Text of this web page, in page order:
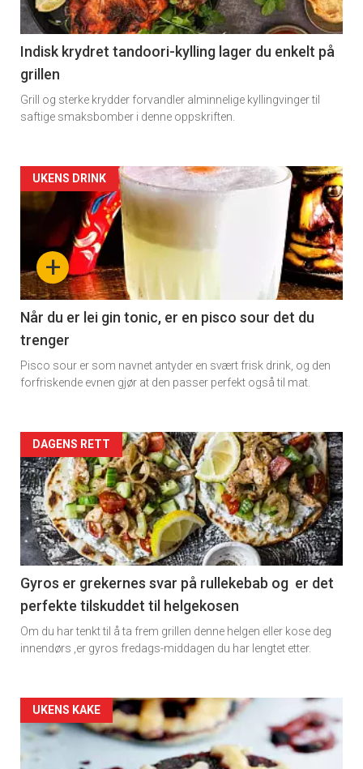
section
11
Indisk krydret tandoori-kylling lager du enkelt på
grillen
Grill og sterke krydder forvandler alminnelige kyllingvinger til
saftige smaksbomber i denne oppskriften.
Artikler
detail
section
11
Dagens
rett
+
UKENS DRINK
Når du er lei gin tonic, er en pisco sour det du
trenger
Pisco sour er som navnet antyder en svært frisk drink, og den
forfriskende evnen gjør at den passer perfekt også til mat.
Artikler
detail
-
section
11
Dagens
rett
DAGENS RETT
Gyros er grekernes svar på rullekebab og er det
perfekte tilskuddet til helgekosen
Om du har tenkt til å ta frem grillen denne helgen eller kose deg
innendørs ,er gyros fredags-middagen du har lengtet etter.
Artikler
detail
UKENS KAKE